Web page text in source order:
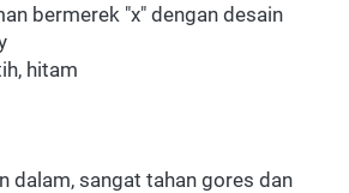
bermerek "x" dengan desain
hitam
dalam, sangat tahan gores dan